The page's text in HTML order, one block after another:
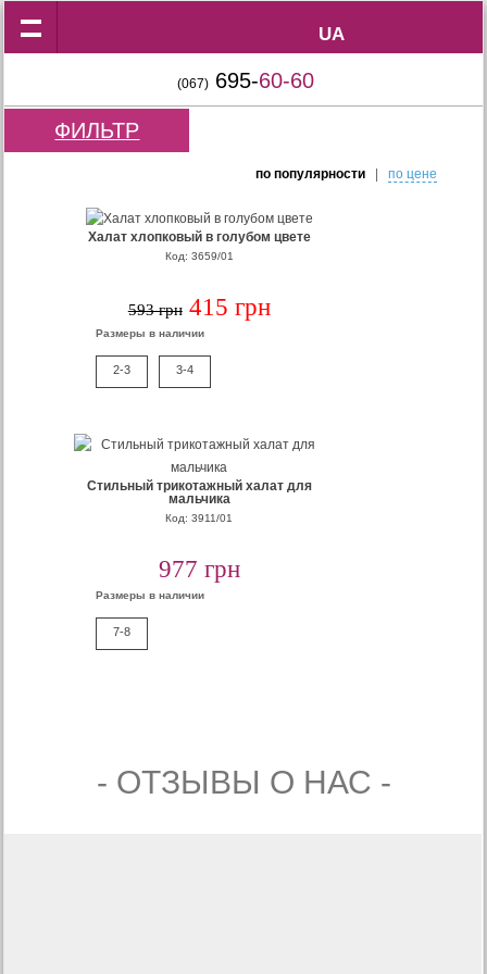
UA
UA
(067) 695-60-60
ФИЛЬТР
по популярности| по цене
Халат хлопковый в голубом цвете
Код: 3659/01
593 грн 415 грн
Размеры в наличии
2-3 3-4
Стильный трикотажный халат для
мальчика
Код: 3911/01
977 грн
Размеры в наличии
7-8
- ОТЗЫВЫ О НАС -